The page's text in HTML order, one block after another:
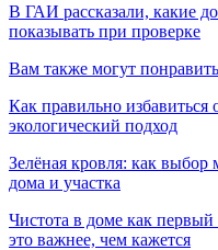
В ГАИ рассказали, какие
показывать при проверке
Вам также могут
Как правильно избавиться
экологический подход
Зелёная кровля: как выбор
дома и участка
Чистота в доме как
это важнее, чем кажется